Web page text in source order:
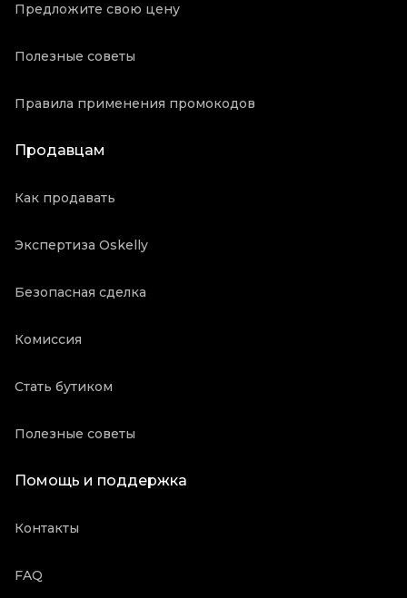
Предложите свою цену
Полезные советы
Правила применения промокодов
Продавцам
Как продавать
Экспертиза Oskelly
Безопасная сделка
Комиссия
Стать бутиком
Полезные советы
Помощь и поддержка
Контакты
FAQ